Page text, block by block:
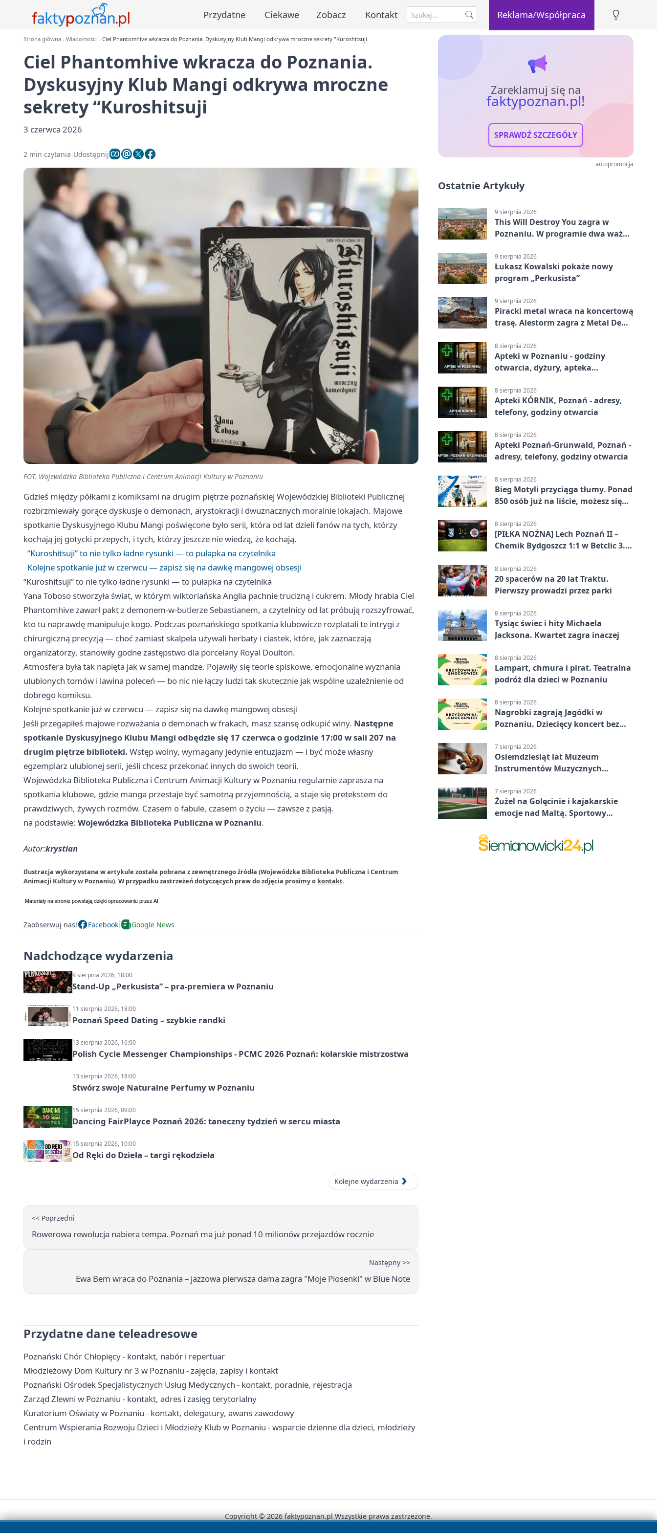
Przydatne Ciekawe Zobacz Kontakt Reklama/Współpraca
Strona główna Wiadomości Ciel Phantomhive wkracza do Poznania. Dyskusyjny Klub Mangi odkrywa mroczne sekrety "Kuroshitsuji
Ciel Phantomhive wkracza do Poznania.
Dyskusyjny Klub Mangi odkrywa mroczne
sekrety “Kuroshitsuji
3 czerwca 2026
2 min czytania Udostępnij
FOT. Wojewódzka Biblioteka Publiczna i Centrum Animacji Kultury w Poznaniu
Gdzieś między półkami z komiksami na drugim piętrze poznańskiej Wojewódzkiej Biblioteki Publicznej
rozbrzmiewały gorące dyskusje o demonach, arystokracji i dwuznacznych moralnie lokajach. Majowe
spotkanie Dyskusyjnego Klubu Mangi poświęcone było serii, która od lat dzieli fanów na tych, którzy
kochają jej gotycki przepych, i tych, którzy jeszcze nie wiedzą, że kochają.
“Kuroshitsuji” to nie tylko ładne rysunki — to pułapka na czytelnika
Kolejne spotkanie już w czerwcu — zapisz się na dawkę mangowej obsesji
“Kuroshitsuji” to nie tylko ładne rysunki — to pułapka na czytelnika
Yana Toboso stworzyła świat, w którym wiktoriańska Anglia pachnie trucizną i cukrem. Młody hrabia Ciel
Phantomhive zawarł pakt z demonem-w-butlerze Sebastianem, a czytelnicy od lat próbują rozszyfrować,
kto tu naprawdę manipuluje kogo. Podczas poznańskiego spotkania klubowicze rozplatali te intrygi z
chirurgiczną precyzją — choć zamiast skalpela używali herbaty i ciastek, które, jak zaznaczają
organizatorzy, stanowiły godne zastępstwo dla porcelany Royal Doulton.
Atmosfera była tak napięta jak w samej mandze. Pojawiły się teorie spiskowe, emocjonalne wyznania
ulubionych tomów i lawina poleceń — bo nic nie łączy ludzi tak skutecznie jak wspólne uzależnienie od
dobrego komiksu.
Kolejne spotkanie już w czerwcu — zapisz się na dawkę mangowej obsesji
Jeśli przegapiłeś majowe rozważania o demonach w frakach, masz szansę odkupić winy. Następne
spotkanie Dyskusyjnego Klubu Mangi odbędzie się 17 czerwca o godzinie 17:00 w sali 207 na
drugim piętrze biblioteki. Wstęp wolny, wymagany jedynie entuzjazm — i być może własny
egzemplarz ulubionej serii, jeśli chcesz przekonać innych do swoich teorii.
Wojewódzka Biblioteka Publiczna i Centrum Animacji Kultury w Poznaniu regularnie zaprasza na
spotkania klubowe, gdzie manga przestaje być samotną przyjemnością, a staje się pretekstem do
prawdziwych, żywych rozmów. Czasem o fabule, czasem o życiu — zawsze z pasją.
na podstawie: Wojewódzka Biblioteka Publiczna w Poznaniu.
Autor:krystian
Ilustracja wykorzystana w artykule została pobrana z zewnętrznego źródła (Wojewódzka Biblioteka Publiczna i Centrum
Animacji Kultury w Poznaniu). W przypadku zastrzeżeń dotyczących praw do zdjęcia prosimy o kontakt.
Zaobserwuj nas! Facebook Google News
Nadchodzące wydarzenia
9 sierpnia 2026, 18:00
Stand-Up „Perkusista” – pra-premiera w Poznaniu
11 sierpnia 2026, 18:00
Poznań Speed Dating – szybkie randki
13 sierpnia 2026, 16:00
Polish Cycle Messenger Championships - PCMC 2026 Poznań: kolarskie mistrzostwa
13 sierpnia 2026, 18:00
Stwórz swoje Naturalne Perfumy w Poznaniu
15 sierpnia 2026, 09:00
Dancing FairPlayce Poznań 2026: taneczny tydzień w sercu miasta
15 sierpnia 2026, 10:00
Od Ręki do Dzieła – targi rękodzieła
Kolejne wydarzenia
<< Poprzedni
Rowerowa rewolucja nabiera tempa. Poznań ma już ponad 10 milionów przejazdów rocznie
Następny >>
Ewa Bem wraca do Poznania – jazzowa pierwsza dama zagra "Moje Piosenki" w Blue Note
Przydatne dane teleadresowe
Poznański Chór Chłopięcy - kontakt, nabór i repertuar
Młodzieżowy Dom Kultury nr 3 w Poznaniu - zajęcia, zapisy i kontakt
Poznański Ośrodek Specjalistycznych Usług Medycznych - kontakt, poradnie, rejestracja
Zarząd Zlewni w Poznaniu - kontakt, adres i zasięg terytorialny
Kuratorium Oświaty w Poznaniu - kontakt, delegatury, awans zawodowy
Centrum Wspierania Rozwoju Dzieci i Młodzieży Klub w Poznaniu - wsparcie dzienne dla dzieci, młodzieży
i rodzin
Zareklamuj się na
faktypoznan.pl!
SPRAWDŹ SZCZEGÓŁY
autopromocja
Ostatnie Artykuły
9 sierpnia 2026
This Will Destroy You zagra w
Poznaniu. W programie dwa ważne
9 sierpnia 2026
Łukasz Kowalski pokaże nowy
program „Perkusista”
9 sierpnia 2026
Piracki metal wraca na koncertową
trasę. Alestorm zagra z Metal De
8 sierpnia 2026
Apteki w Poznaniu - godziny
otwarcia, dyżury, apteka
8 sierpnia 2026
Apteki KÓRNIK, Poznań - adresy,
telefony, godziny otwarcia
8 sierpnia 2026
Apteki Poznań-Grunwald, Poznań -
adresy, telefony, godziny otwarcia
8 sierpnia 2026
Bieg Motyli przyciąga tłumy. Ponad
850 osób już na liście, możesz się
8 sierpnia 2026
[PIŁKA NOŻNA] Lech Poznań II –
Chemik Bydgoszcz 1:1 w Betclic 3.
Wronkach
8 sierpnia 2026
20 spacerów na 20 lat Traktu.
Pierwszy prowadzi przez parki
8 sierpnia 2026
Tysiąc świec i hity Michaela
Jacksona. Kwartet zagra inaczej
8 sierpnia 2026
Lampart, chmura i pirat. Teatralna
podróż dla dzieci w Poznaniu
8 sierpnia 2026
Nagrobki zagrają Jagódki w
Poznaniu. Dziecięcy koncert bez
7 sierpnia 2026
Osiemdziesiąt lat Muzeum
Instrumentów Muzycznych
7 sierpnia 2026
Żużel na Golęcinie i kajakarskie
emocje nad Maltą. Sportowy
Copyright © 2026 faktypoznan.pl Wszystkie prawa zastrzeżone.